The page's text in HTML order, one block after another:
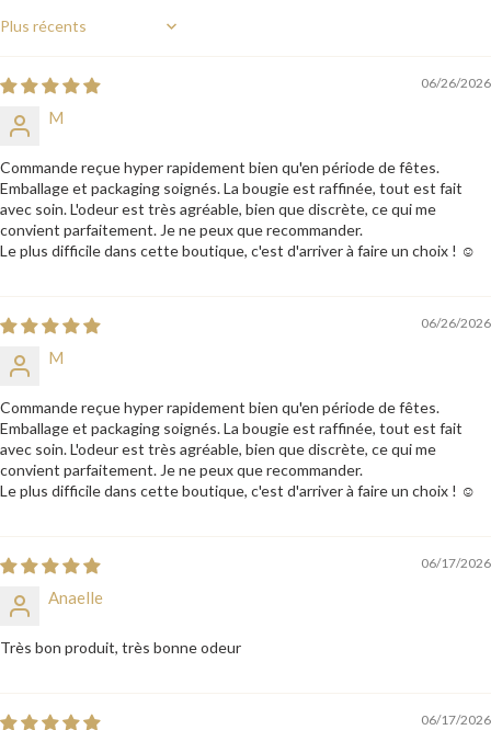
Eloignez vos bougies allumées des objets inflammables.
Disposez vos bougies à l’abri des courants d’air pour
Sort by
06/26/2026
M
Commande reçue hyper rapidement bien qu'en période de fêtes.
Emballage et packaging soignés. La bougie est raffinée, tout est fait
avec soin. L'odeur est très agréable, bien que discrète, ce qui me
convient parfaitement. Je ne peux que recommander.
Le plus difficile dans cette boutique, c'est d'arriver à faire un choix ! ☺️
06/26/2026
M
Commande reçue hyper rapidement bien qu'en période de fêtes.
Emballage et packaging soignés. La bougie est raffinée, tout est fait
avec soin. L'odeur est très agréable, bien que discrète, ce qui me
convient parfaitement. Je ne peux que recommander.
Le plus difficile dans cette boutique, c'est d'arriver à faire un choix ! ☺️
06/17/2026
Anaelle
Très bon produit, très bonne odeur
06/17/2026